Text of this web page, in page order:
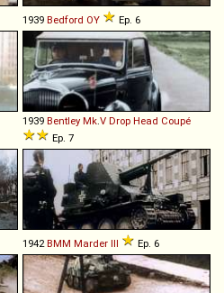
1939 Bedford OY Ep. 6
1939 Bentley Mk.V Drop Head Coupé
Ep. 7
1942BMM Marder III Ep. 6